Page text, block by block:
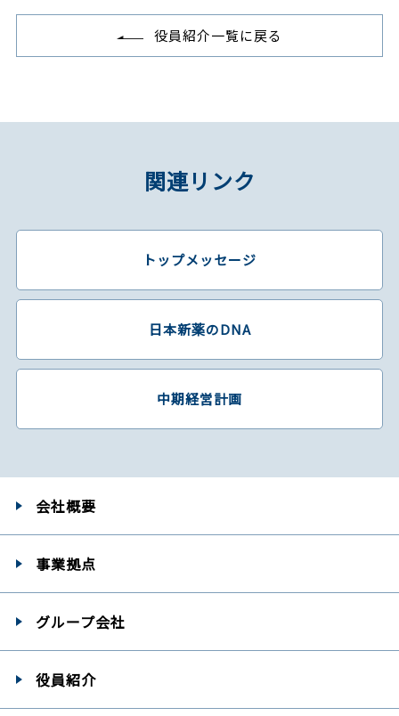
役員紹介一覧に戻る
関連リンク
トップメッセージ
日本新薬のDNA
中期経営計画
会社概要
事業拠点
グループ会社
役員紹介